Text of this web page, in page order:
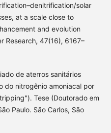
solar
at a scale close to
and evolution
Research, 47(16), 6167–
de aterros sanitários
do nitrogênio amoniacal por
Tese (Doutorado em
Paulo. São Carlos, São